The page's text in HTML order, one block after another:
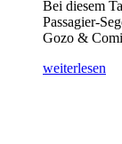
Bei diesem
Passagier-
Gozo &
weiterlesen